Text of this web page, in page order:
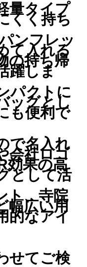
量タイプ
くく持ち
ンフレッ
て入れる
の持ち帰
躍しま
パクトに
ッグとし
も便利で
で名入れ
会社ロゴ
効果の高
として活
ト、寺院
幅広い用
的なアイ
せてご検